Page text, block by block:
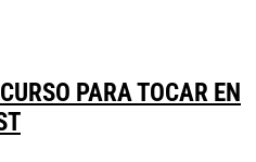
PARA TOCAR EN